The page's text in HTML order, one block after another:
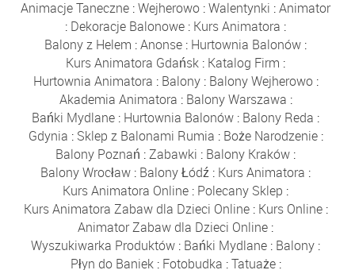
Animacje Taneczne :Wejherowo :Walentynki :Animator
: Dekoracje Balonowe : Kurs Animatora :
Balony z Helem :Anonse : Hurtownia Balonów :
Kurs Animatora Gdańsk : Katalog Firm :
Hurtownia Animatora : Balony: Balony Wejherowo:
Akademia Animatora : Balony Warszawa :
Bańki Mydlane : Hurtownia Balonów : Balony Reda :
Gdynia : Sklep z Balonami Rumia : Boże Narodzenie:
Balony Poznań :Zabawki : Balony Kraków :
Balony Wrocław : Balony Łódź : Kurs Animatora :
Kurs Animatora Online : Polecany Sklep :
Kurs Animatora Zabaw dla Dzieci Online: Kurs Online:
Animator Zabaw dla Dzieci Online :
Wyszukiwarka Produktów : Bańki Mydlane : Balony :
Płyn do Baniek: Fotobudka :Tatuaże: